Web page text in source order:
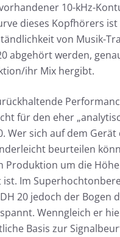
10-kHz-
dieses Kopfhörers ist
von Musik-
abgehört werden,
ihr Mix hergibt.
für den eher
Wer sich auf dem
beurteilen
Produktion um die
ist. Im
20 jedoch der Bogen
Wenngleich er
Basis zur